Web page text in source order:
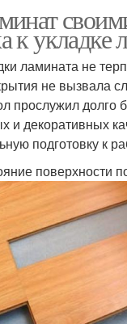
к укладке
ламината не
не вызвала
прослужил долго
и декоративных
подготовку к
поверхности